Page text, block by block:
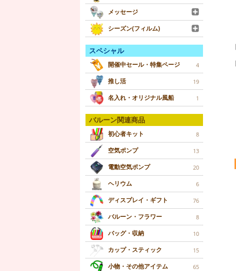
メッセージ
シーズン(フィルム)
スペシャル
開催中セール・特集ページ 4
推し活 19
名入れ・オリジナル風船 1
バルーン関連商品
初心者キット 8
空気ポンプ 13
電動空気ポンプ 20
ヘリウム 6
ディスプレイ・ギフト 76
バルーン・フラワー 8
バッグ・収納 10
カップ・スティック 15
小物・その他アイテム 65